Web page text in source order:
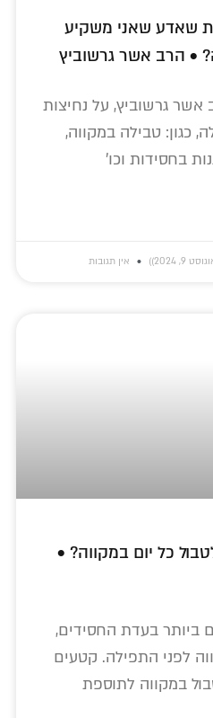
שאדע שאני משקיע
• הרב אשר גרשוביץ
גרשוביץ, על נחיצות
כגון: טבילה במקווה,
בחסידות וכו'
2024)) אין תגובות
כל יום במקווה? •
ביותר בעדת החסידים,
לפני התפילה. קטעים
במקווה לתוספת